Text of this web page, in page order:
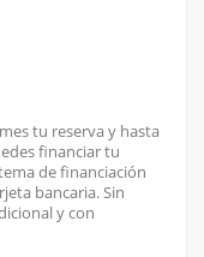
tu reserva y hasta
financiar tu
de financiación
bancaria. Sin
y con